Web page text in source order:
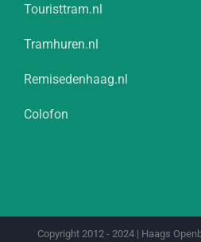
Touristtram.nl
Tramhuren.nl
Remisedenhaag.nl
Colofon
Copyright 2012 - 2024 | Haags